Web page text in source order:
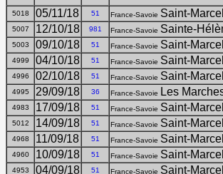
5018 05/11/18 51 France-Savoie Saint-
5007 12/10/18 981 France-Savoie Sainte-
5003 09/10/18 51 France-Savoie Saint-
4999 04/10/18 51 France-Savoie Saint-
4996 02/10/18 51 France-Savoie Saint-
4995 29/09/18 36 France-Savoie Les
4983 17/09/18 51 France-Savoie Saint-
5012 14/09/18 51 France-Savoie Saint-
4968 11/09/18 51 France-Savoie Saint-
4960 10/09/18 51 France-Savoie Saint-
4953 04/09/18 51 France-Savoie Saint-